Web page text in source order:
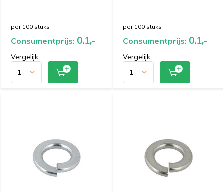
per 100 stuks
Consumentprijs: 0.1,-
Vergelijk
per 100 stuks
Consumentprijs: 0.1,-
Vergelijk